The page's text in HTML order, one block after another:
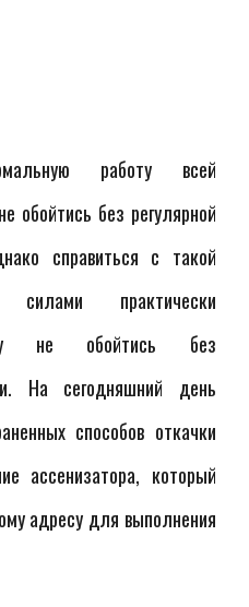
работу всей
обойтись без регулярной
справиться с такой
силами практически
не обойтись без
На сегодняшний день
способов откачки
ассенизатора, который
адресу для выполнения